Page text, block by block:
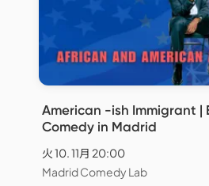
American -ish Immigrant |
Comedy in Madrid
火 10. 11月 20:00
Madrid Comedy Lab